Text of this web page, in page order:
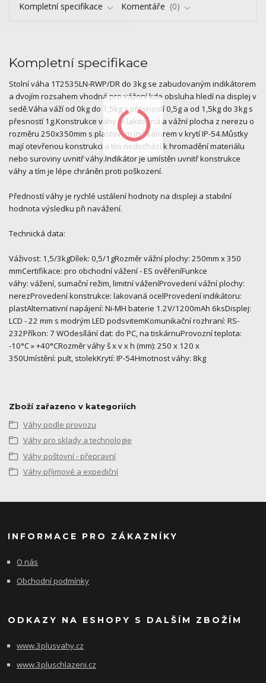
Kompletní specifikace Komentáře 0
Kompletní specifikace
Stolní váha 1T2535LN-RWP/DR do 3kg se zabudovaným indikátorem
a dvojím rozsahem vhodná pro vážení kde obsluha hledí na displej v
sedě.Váha váží od 0kg do 1,5kg s přesností 0,5g a od 1,5kg do 3kg s
přesností 1g.Konstrukce váhy je lakovaná a vážní plocha z nerezu o
rozměru 250x350mm s plastovým indikátorem v krytí IP-54.Můstky
mají otevřenou konstrukci a tím nedochází k hromadění materiálu
nebo suroviny uvnitř váhy.Indikátor je umístěn uvnitř konstrukce
váhy a tím je lépe chráněn proti poškození.
Předností váhy je rychlé ustálení hodnoty na displeji a stabilní
hodnota výsledku při navážení.
Technická data:
Váživost: 1,5/3kgDílek: 0,5/1gRozměr vážní plochy: 250mm x 350
mmCertifikace: pro obchodní vážení - ES ověřeníFunkce
váhy: vážení, sumační režim, limitní váženíProvedení vážní plochy:
nerezProvedení konstrukce: lakovaná ocelProvedení indikátoru:
plastAlternativní napájení: Ni-MH baterie 1.2V/1200mAh 6ksDisplej:
LCD - 22 mm s modrým LED podsvitemKomunikační rozhraní: RS-
232Příkon: 7 WOdesílání dat: do PC, na tiskárnuProvozní teplota:
-10°C » +40°CRozměr váhy š x v x h (mm): 250 x 120 x
350Umístění: pult, stolekKrytí: IP-54Hmotnost váhy: 8kg
Zboží zařazeno v kategoriích
Váhy podle provozu
Váhy pro sklady a technologie
Váhy poštovní - přepravní
Váhy příjmové a expediční
INFORMACE PRO ZÁKAZNÍKY
O nás
Obchodní podmínky
ODKAZY NA ESHOPY S DALŠÍM ZBOŽÍM
www.3plusvahy.cz
www.3pluschlazeni.cz